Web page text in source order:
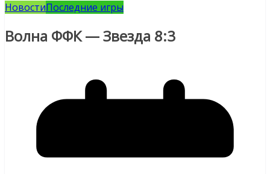
НовостиПоследние игры
Волна ФФК — Звезда 8:3